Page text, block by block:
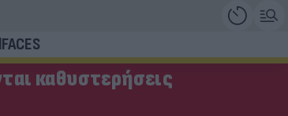
FACES
καθυστερήσεις